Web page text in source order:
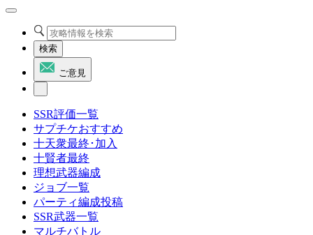
検索
ご意見
SSR評価一覧
サプチケおすすめ
十天衆最終･加入
十賢者最終
理想武器編成
ジョブ一覧
パーティ編成投稿
SSR武器一覧
マルチバトル